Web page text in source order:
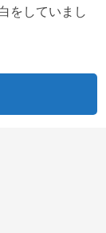
をしていまし